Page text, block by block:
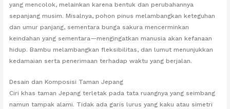
yang mencolok, melainkan karena bentuk dan perubahannya
sepanjang musim. Misalnya, pohon pinus melambangkan keteguhan
dan umur panjang, sementara bunga sakura mencerminkan
keindahan yang sementara—mengingatkan manusia akan kefanaan
hidup. Bambu melambangkan fleksibilitas, dan lumut menunjukkan
kedamaian serta penerimaan terhadap waktu yang berjalan.
Desain dan Komposisi Taman Jepang
Ciri khas taman Jepang terletak pada tata ruangnya yang seimbang
namun tampak alami. Tidak ada garis lurus yang kaku atau simetri